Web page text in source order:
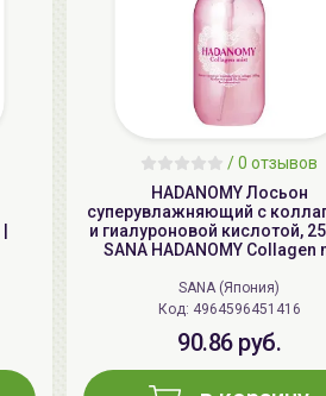
/0 отзывов
HADANOMY Лосьон
суперувлажняющий с
и гиалуроновой кислотой,
SANA HADANOMY Collagen
SANA (Япония)
Код: 4964596451416
90.86 руб.